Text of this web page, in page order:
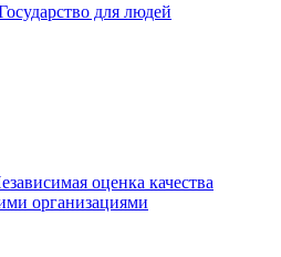
для людей
оценка качества
организациями